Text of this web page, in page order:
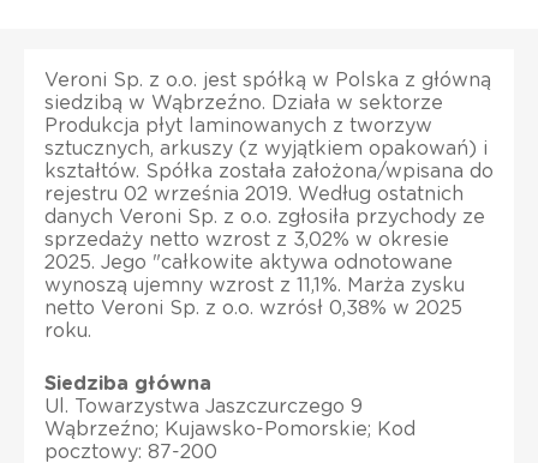
Veroni Sp. z o.o. jest spółką w Polska z główną
siedzibą w Wąbrzeźno. Działa w sektorze
Produkcja płyt laminowanych z tworzyw
sztucznych, arkuszy (z wyjątkiem opakowań) i
kształtów. Spółka została założona/wpisana do
rejestru 02 września 2019. Według ostatnich
danych Veroni Sp. z o.o. zgłosiła przychody ze
sprzedaży netto wzrost z 3,02% w okresie
2025. Jego "całkowite aktywa odnotowane
wynoszą ujemny wzrost z 11,1%. Marża zysku
netto Veroni Sp. z o.o. wzrósł 0,38% w 2025
roku.
Siedziba główna
Ul. Towarzystwa Jaszczurczego 9
Wąbrzeźno; Kujawsko-Pomorskie; Kod
pocztowy: 87-200